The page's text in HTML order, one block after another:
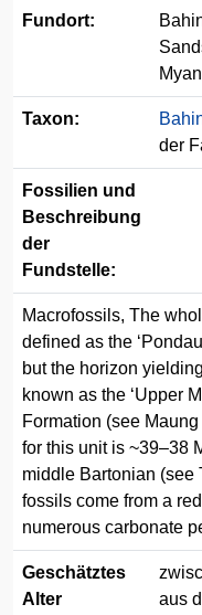
Fundort:
Taxon:
der
Fossilien und
Beschreibung
der
Fundstelle:
Macrofossils, The
defined as the
but the horizon
known as the ‘Upper
Formation (see
for this unit is ~39–38
middle Bartonian (see
fossils come from a
numerous carbonate
Geschätztes
Alter
aus